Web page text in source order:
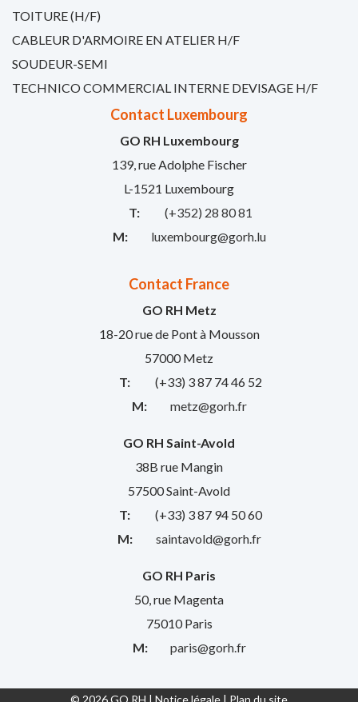
TOITURE (H/F)
CABLEUR D'ARMOIRE EN ATELIER H/F
SOUDEUR-SEMI
TECHNICO COMMERCIAL INTERNE DEVISAGE H/F
Contact Luxembourg
GO RH Luxembourg
139, rue Adolphe Fischer
L-1521 Luxembourg
T:
(+352) 28 80 81
M:
luxembourg@gorh.lu
Contact France
GO RH Metz
18-20 rue de Pont à Mousson
57000 Metz
T:
(+33) 3 87 74 46 52
M:
metz@gorh.fr
GO RH Saint-Avold
38B rue Mangin
57500 Saint-Avold
T:
(+33) 3 87 94 50 60
M:
saintavold@gorh.fr
GO RH Paris
50, rue Magenta
75010 Paris
M:
paris@gorh.fr
© 2026 GO RH | Notice légale | Plan du site